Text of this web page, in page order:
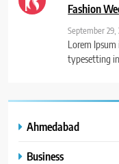
Fashion
September 29,
Lorem
typesetting
Ahmedabad
Business